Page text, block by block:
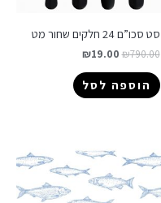
סט סכו”ם 24 חלקים שחור מט
₪790.00
₪19.00
הוספה לסל